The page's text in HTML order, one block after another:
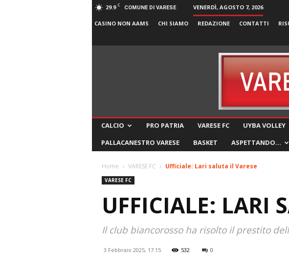
29.9 C COMUNE DI VARESE VENERDÌ, AGOSTO 7, 2026
CASINO NON AAMS CHI SIAMO REDAZIONE CONTATTI
CALCIO PRO PATRIA VARESE FC UYBA VOLLEY
PALLACANESTRO VARESE
BASKET ASPETTANDO…
Home VARESE FC Ufficiale: Lari saluta il Varese
VARESE FC
UFFICIALE: LARI
Il club biancorosso ha risolto il prestito
3 Febbraio 2025, 17:15 532 0